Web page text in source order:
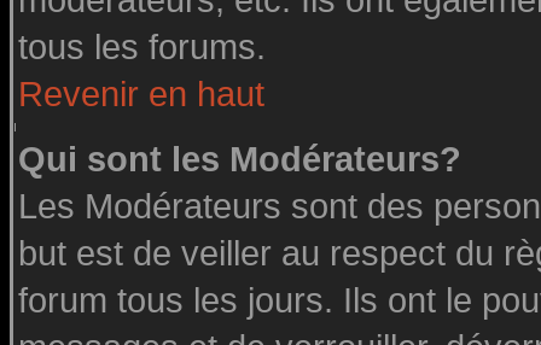
tous les forums.
Revenir en haut
Qui sont les Modérateurs?
Les Modérateurs sont des
but est de veiller au respect du
forum tous les jours. Ils ont le